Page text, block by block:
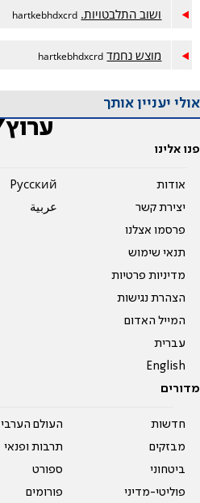
ושוב התלבטויות. hartkebhdxcrd
מוצש נחמד hartkebhdxcrd
אולי יעניין אותך
פנו אלינו
אודות
יצירת קשר
פרסמו אצלנו
תנאי שימוש
מדיניות פרטיות
הצהרת נגישות
המייל האדום
עברית
English
Pусский
عربية
מדורים
חדשות
מבזקים
ביטחוני
פוליטי-מדיני
העולם הערבי
תרבות ופנאי
ספורט
פורומים